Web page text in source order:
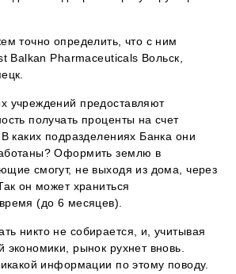
точно определить, что с ним
Balkan Pharmaceuticals Вольск,
учреждений предоставляют
получать проценты на счет
каких подразделениях Банка они
Оформить землю в
смогут, не выходя из дома, через
он может храниться
(до 6 месяцев).
никто не собирается, и, учитывая
экономики, рынок рухнет вновь.
информации по этому поводу.